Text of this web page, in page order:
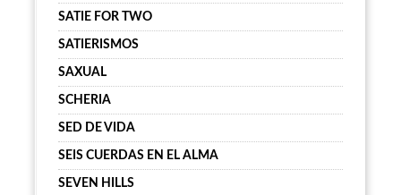
SATIE FOR TWO
SATIERISMOS
SAXUAL
SCHERIA
SED DE VIDA
SEIS CUERDAS EN EL ALMA
SEVEN HILLS